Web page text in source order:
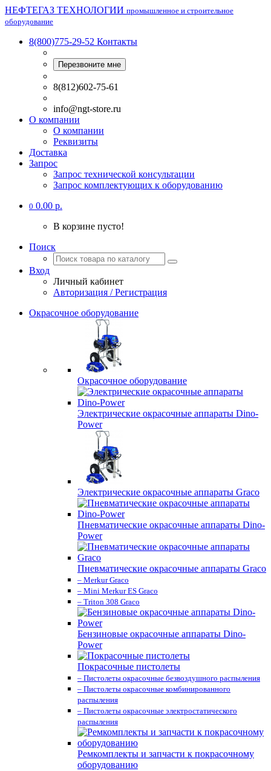
НЕФТЕГАЗ ТЕХНОЛОГИИ промышленное и строительное
оборудование
8(800)775-29-52 Контакты
Перезвоните мне
8(812)602-75-61
info@ngt-store.ru
О компании
О компании
Реквизиты
Доставка
Запрос
Запрос технической консультации
Запрос комплектующих к оборудованию
0 0.00 р.
В корзине пусто!
Поиск
Вход
Личный кабинет
Авторизация / Регистрация
Окрасочное оборудование
Окрасочное оборудование
Электрические окрасочные аппараты Dino-
Power
Электрические окрасочные аппараты Graco
Пневматические окрасочные аппараты Dino-
Power
Пневматические окрасочные аппараты Graco
– Merkur Graco
– Mini Merkur ES Graco
– Triton 308 Graco
Бензиновые окрасочные аппараты Dino-
Power
Покрасочные пистолеты
– Пистолеты окрасочные безвоздушного распыления
– Пистолеты окрасочные комбинированного
распыления
– Пистолеты окрасочные электростатического
распыления
Ремкомплекты и запчасти к покрасочному
оборудованию